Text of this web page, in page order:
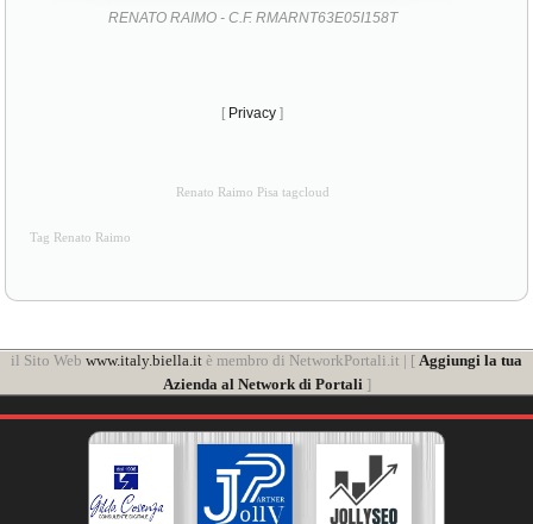
RENATO RAIMO - C.F. RMARNT63E05I158T
[ Privacy ]
Renato Raimo Pisa tagcloud
Tag Renato Raimo
il Sito Web www.italy.biella.it è membro di NetworkPortali.it | [ Aggiungi la tua
Azienda al Network di Portali]